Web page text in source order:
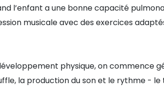
l’enfant a une bonne capacité
musicale avec des exercices
physique, on commence
la production du son et le rythme -